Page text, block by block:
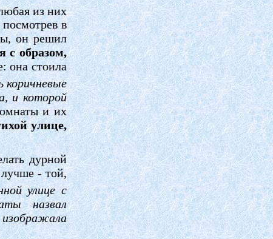
из них
в
он решил
с образом,
она стоила
коричневые
и которой
и их
улице,
дурной
- той,
улице с
назвал